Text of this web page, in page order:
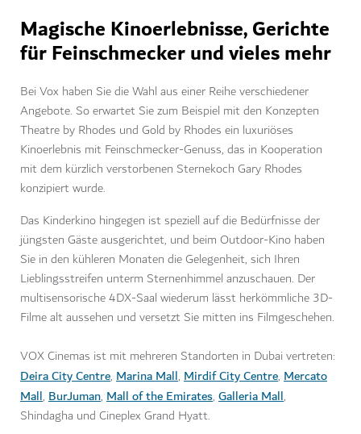
Magische Kinoerlebnisse, Gerichte
für Feinschmecker und vieles mehr
Bei Vox haben Sie die Wahl aus einer Reihe verschiedener
Angebote. So erwartet Sie zum Beispiel mit den Konzepten
Theatre by Rhodes und Gold by Rhodes ein luxuriöses
Kinoerlebnis mit Feinschmecker-Genuss, das in Kooperation
mit dem kürzlich verstorbenen Sternekoch Gary Rhodes
konzipiert wurde.
Das Kinderkino hingegen ist speziell auf die Bedürfnisse der
jüngsten Gäste ausgerichtet, und beim Outdoor-Kino haben
Sie in den kühleren Monaten die Gelegenheit, sich Ihren
Lieblingsstreifen unterm Sternenhimmel anzuschauen. Der
multisensorische 4DX-Saal wiederum lässt herkömmliche 3D-
Filme alt aussehen und versetzt Sie mitten ins Filmgeschehen.
VOX Cinemas ist mit mehreren Standorten in Dubai vertreten:
Deira City Centre, Marina Mall, Mirdif City Centre, Mercato
Mall, BurJuman, Mall of the Emirates, Galleria Mall,
Shindagha und Cineplex Grand Hyatt.